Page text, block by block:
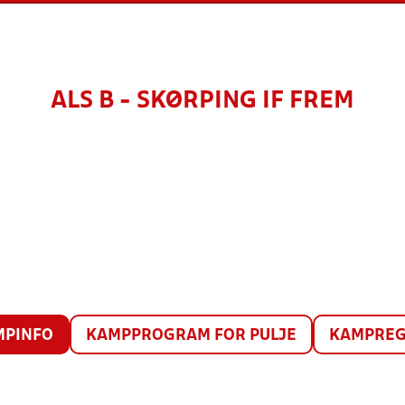
ALS B - SKØRPING IF FREM
KAMPPROGRAM FOR PULJE